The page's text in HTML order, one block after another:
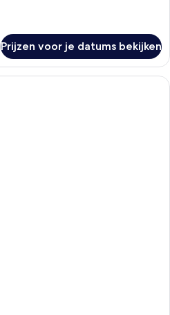
Prijzen voor je datums bekijken